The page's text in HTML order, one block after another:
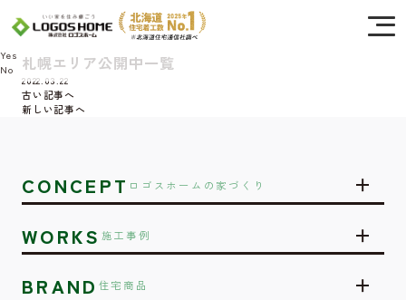
札幌エリア公開中一覧
2022.03.22
古い記事へ
新しい記事へ
CONCEPT ロゴスホームの家づくり
WORKS 施工事例
BRAND 住宅商品
Cookie を使用して、お客様の活動を追跡してもよろしいですか? 当社ではお客様の
プライバシーを極めて重視しています。詳細について、およびご質問がある場合
は、当社のプライバシーポリシーをご覧ください。
Yes
No